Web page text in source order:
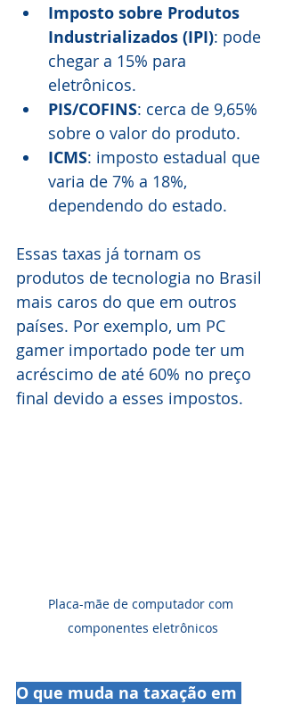
Imposto sobre Produtos
Industrializados (IPI): pode
chegar a 15% para
eletrônicos.
PIS/COFINS: cerca de 9,65%
sobre o valor do produto.
ICMS: imposto estadual que
varia de 7% a 18%,
dependendo do estado.
Essas taxas já tornam os
produtos de tecnologia no Brasil
mais caros do que em outros
países. Por exemplo, um PC
gamer importado pode ter um
acréscimo de até 60% no preço
final devido a esses impostos.
Placa-mãe de computador com
componentes eletrônicos
O que muda na taxação em